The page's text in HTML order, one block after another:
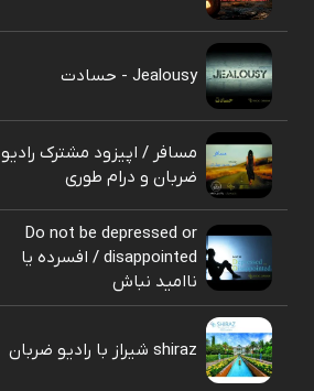
Jealousy - حسادت
مسافر / اپیزود مشترک رادیو
ضربان و درام طوری
Do not be depressed or
disappointed / افسرده یا
ناامید نباش
shiraz شیراز با رادیو ضربان